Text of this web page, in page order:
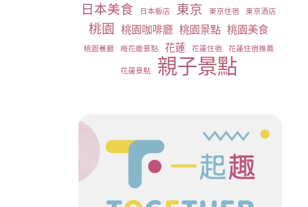
日本美食 日本飯店 東京 東京住宿 東京酒店
桃園 桃園咖啡廳 桃園景點 桃園美食
桃園餐廳 梅花鹿景點 花蓮 花蓮住宿 花蓮住宿推薦
花蓮景點 親子景點